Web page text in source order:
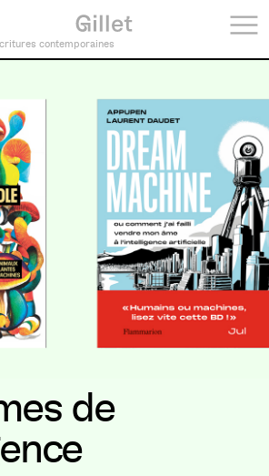
contemporaines
de